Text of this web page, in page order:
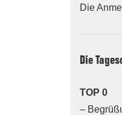
Die
Die
TOP 0
–